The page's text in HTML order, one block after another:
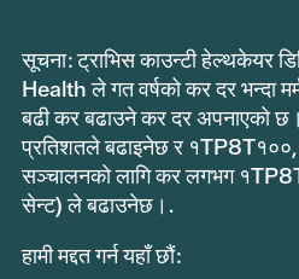
सूचना: ट्राभिस काउन्टी हेल्थकेयर
Health ले गत वर्षको कर दर भन्दा
बढी कर बढाउने कर दर अपनाएको
प्रतिशतले बढाइनेछ र
सञ्चालनको लागि कर लगभग
सेन्ट) ले बढाउनेछ।.
हामी मद्दत गर्न यहाँ छौं: